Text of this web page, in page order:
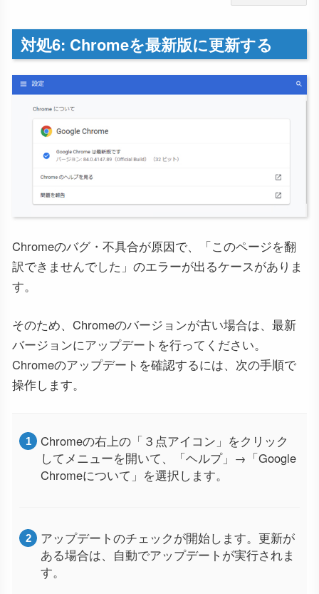
対処6: Chromeを最新版に更新する
Chromeのバグ・不具合が原因で、「このページを翻
訳できませんでした」のエラーが出るケースがありま
す。
そのため、Chromeのバージョンが古い場合は、最新
バージョンにアップデートを行ってください。
Chromeのアップデートを確認するには、次の手順で
操作します。
Chromeの右上の「３点アイコン」をクリック
してメニューを開いて、「ヘルプ」→「Google
Chromeについて」を選択します。
アップデートのチェックが開始します。更新が
ある場合は、自動でアップデートが実行されま
す。